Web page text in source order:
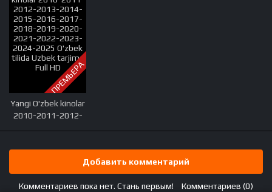
natijalari
ПРЕМЬЕРА
Yangi O'zbek kinolar
2010-2011-2012-
2019-2020-2021-
2025 O'zbek tilida
Uzbek tarjima Full
Добавить комментарий
Комментариев пока нет. Стань первым! Комментариев (0)